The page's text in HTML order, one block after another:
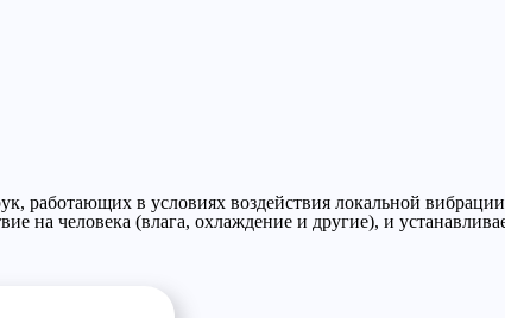
работающих в условиях воздействия локальной
на человека (влага, охлаждение и другие), и